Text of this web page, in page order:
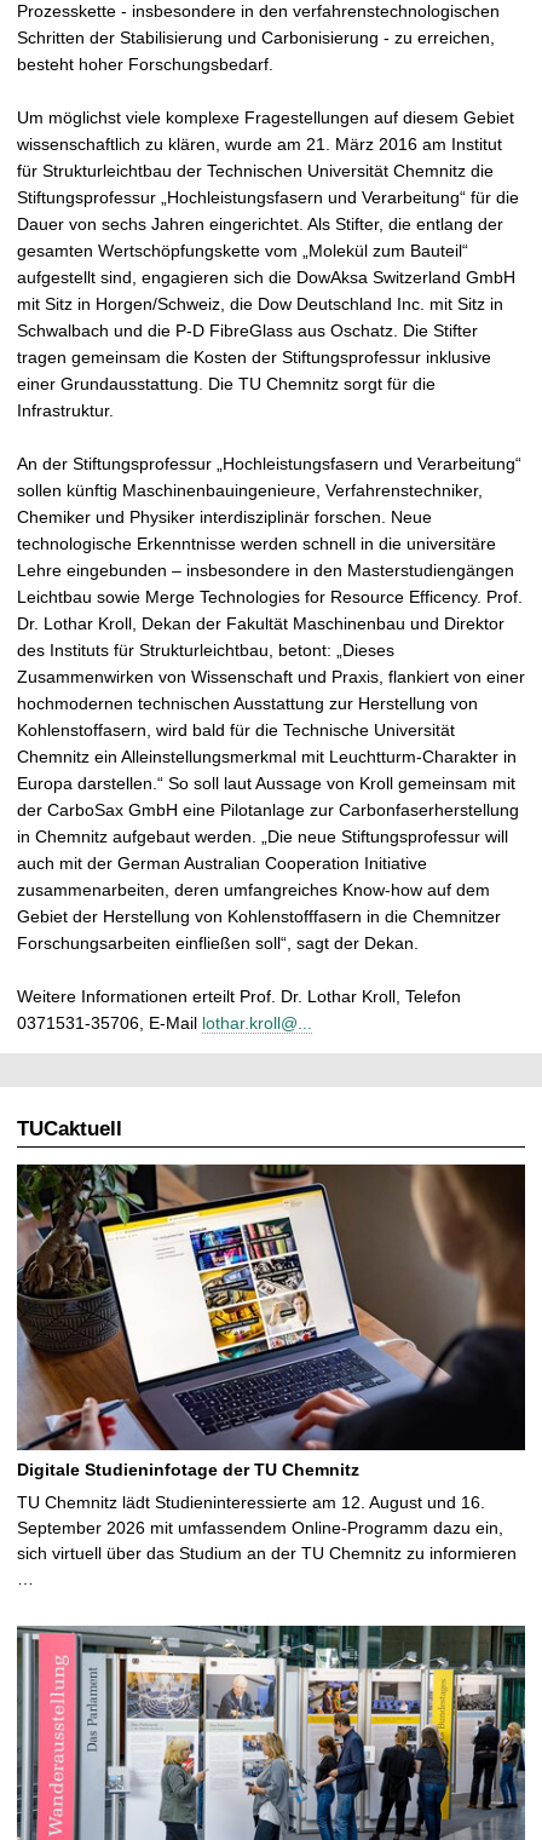
Prozesskette - insbesondere in den verfahrenstechnologischen
Schritten der Stabilisierung und Carbonisierung - zu erreichen,
besteht hoher Forschungsbedarf.
Um möglichst viele komplexe Fragestellungen auf diesem Gebiet
wissenschaftlich zu klären, wurde am 21. März 2016 am Institut
für Strukturleichtbau der Technischen Universität Chemnitz die
Stiftungsprofessur „Hochleistungsfasern und Verarbeitung“ für die
Dauer von sechs Jahren eingerichtet. Als Stifter, die entlang der
gesamten Wertschöpfungskette vom „Molekül zum Bauteil“
aufgestellt sind, engagieren sich die DowAksa Switzerland GmbH
mit Sitz in Horgen/Schweiz, die Dow Deutschland Inc. mit Sitz in
Schwalbach und die P-D FibreGlass aus Oschatz. Die Stifter
tragen gemeinsam die Kosten der Stiftungsprofessur inklusive
einer Grundausstattung. Die TU Chemnitz sorgt für die
Infrastruktur.
An der Stiftungsprofessur „Hochleistungsfasern und Verarbeitung“
sollen künftig Maschinenbauingenieure, Verfahrenstechniker,
Chemiker und Physiker interdisziplinär forschen. Neue
technologische Erkenntnisse werden schnell in die universitäre
Lehre eingebunden – insbesondere in den Masterstudiengängen
Leichtbau sowie Merge Technologies for Resource Efficency. Prof.
Dr. Lothar Kroll, Dekan der Fakultät Maschinenbau und Direktor
des Instituts für Strukturleichtbau, betont: „Dieses
Zusammenwirken von Wissenschaft und Praxis, flankiert von einer
hochmodernen technischen Ausstattung zur Herstellung von
Kohlenstoffasern, wird bald für die Technische Universität
Chemnitz ein Alleinstellungsmerkmal mit Leuchtturm-Charakter in
Europa darstellen.“ So soll laut Aussage von Kroll gemeinsam mit
der CarboSax GmbH eine Pilotanlage zur Carbonfaserherstellung
in Chemnitz aufgebaut werden. „Die neue Stiftungsprofessur will
auch mit der German Australian Cooperation Initiative
zusammenarbeiten, deren umfangreiches Know-how auf dem
Gebiet der Herstellung von Kohlenstofffasern in die Chemnitzer
Forschungsarbeiten einfließen soll“, sagt der Dekan.
Weitere Informationen erteilt Prof. Dr. Lothar Kroll, Telefon
0371531-35706, E-Mail lothar.kroll@...
TUCaktuell
Digitale Studieninfotage der TU Chemnitz
TU Chemnitz lädt Studieninteressierte am 12. August und 16.
September 2026 mit umfassendem Online-Programm dazu ein,
sich virtuell über das Studium an der TU Chemnitz zu informieren